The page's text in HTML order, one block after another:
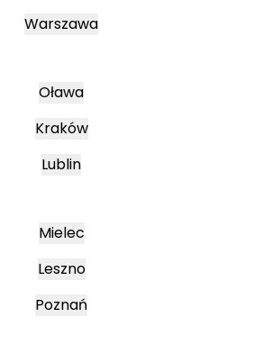
Warszawa
Oława
Kraków
Lublin
Mielec
Leszno
Poznań